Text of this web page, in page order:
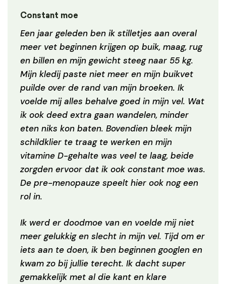
Constant moe
Een jaar geleden ben ik stilletjes aan overal
meer vet beginnen krijgen op buik, maag, rug
en billen en mijn gewicht steeg naar 55 kg.
Mijn kledij paste niet meer en mijn buikvet
puilde over de rand van mijn broeken. Ik
voelde mij alles behalve goed in mijn vel. Wat
ik ook deed extra gaan wandelen, minder
eten niks kon baten. Bovendien bleek mijn
schildklier te traag te werken en mijn
vitamine D-gehalte was veel te laag, beide
zorgden ervoor dat ik ook constant moe was.
De pre-menopauze speelt hier ook nog een
rol in.
Ik werd er doodmoe van en voelde mij niet
meer gelukkig en slecht in mijn vel. Tijd om er
iets aan te doen, ik ben beginnen googlen en
kwam zo bij jullie terecht. Ik dacht super
gemakkelijk met al die kant en klare